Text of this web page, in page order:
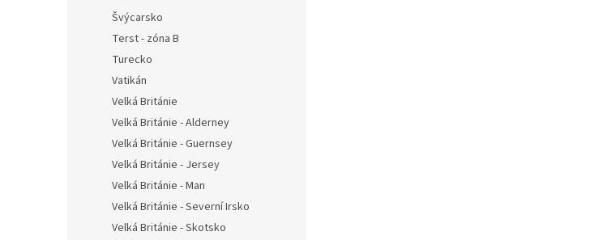
Švýcarsko
Terst - zóna B
Turecko
Vatikán
Velká Británie
Velká Británie - Alderney
Velká Británie - Guernsey
Velká Británie - Jersey
Velká Británie - Man
Velká Británie - Severní Irsko
Velká Británie - Skotsko